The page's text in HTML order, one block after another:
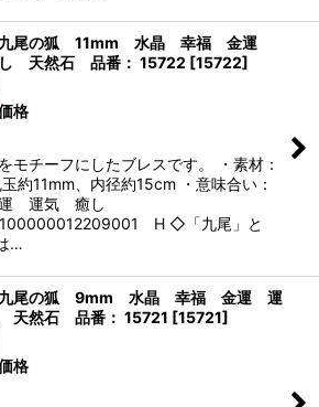
尾の狐 11mm 水晶 幸福 金運
天然石 品番： 15722 [15722]
格
モチーフにしたブレスです。 ・素材：
約11mm、内径約15cm ・意味合い：
運気 癒し
H ◇「九尾」と
…
尾の狐 9mm 水晶 幸福 金運 運
然石 品番： 15721 [15721]
格